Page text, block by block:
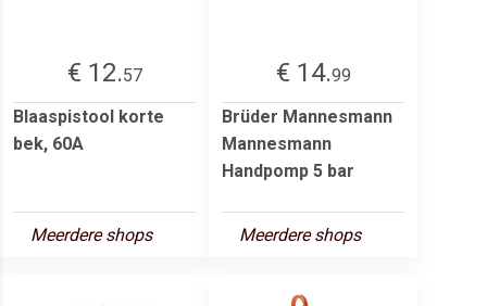
€ 12.57
Blaaspistool korte
bek, 60A
Meerdere shops
€ 14.99
Brüder Mannesmann
Mannesmann
Handpomp 5 bar
Meerdere shops